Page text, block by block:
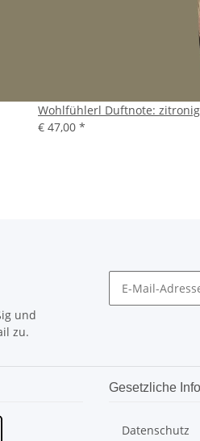
Wohlfühlerl Duftnote:
€ 47,00 *
und
zu.
Gesetzliche
Datenschutz